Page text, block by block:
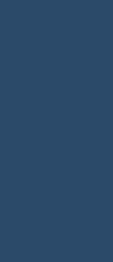
med oss